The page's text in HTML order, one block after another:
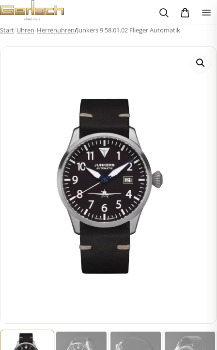
Zum
Inhalt
springen
Start/Uhren/Herrenuhren/Junkers 9.58.01.02 Flieger Automatik